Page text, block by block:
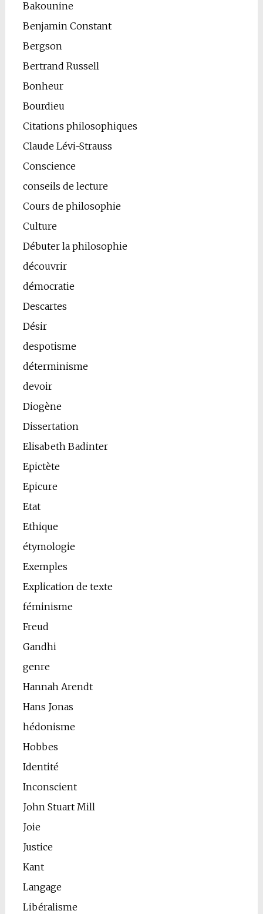
Bakounine
Benjamin Constant
Bergson
Bertrand Russell
Bonheur
Bourdieu
Citations philosophiques
Claude Lévi-Strauss
Conscience
conseils de lecture
Cours de philosophie
Culture
Débuter la philosophie
découvrir
démocratie
Descartes
Désir
despotisme
déterminisme
devoir
Diogène
Dissertation
Elisabeth Badinter
Epictète
Epicure
Etat
Ethique
étymologie
Exemples
Explication de texte
féminisme
Freud
Gandhi
genre
Hannah Arendt
Hans Jonas
hédonisme
Hobbes
Identité
Inconscient
John Stuart Mill
Joie
Justice
Kant
Langage
Libéralisme